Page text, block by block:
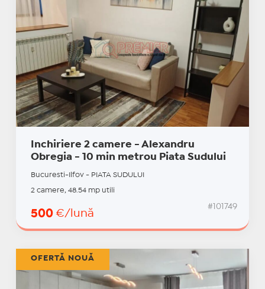
Inchiriere 2 camere - Alexandru
Obregia - 10 min metrou Piata Sudului
Bucuresti-Ilfov - PIATA SUDULUI
2 camere, 48.54 mp utili
500 €/lună
#101749
OFERTĂ NOUĂ